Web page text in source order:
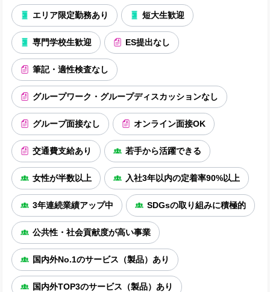
エリア限定勤務あり 短大生歓迎
専門学校生歓迎 ES提出なし
筆記・適性検査なし
グループワーク・グループディスカッションなし
グループ面接なし オンライン面接OK
交通費支給あり 若手から活躍できる
女性が半数以上 入社3年以内の定着率90%以上
3年連続業績アップ中 SDGsの取り組みに積極的
公共性・社会貢献度が高い事業
国内外No.1のサービス（製品）あり
国内外TOP3のサービス（製品）あり